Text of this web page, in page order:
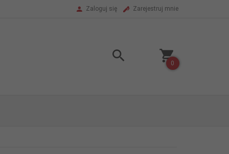
Zaloguj się Zarejestruj mnie
0